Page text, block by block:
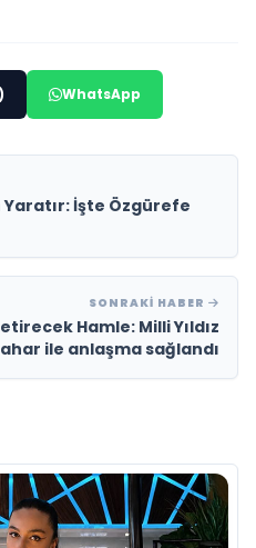
WhatsApp
Yaratır: İşte Özgürefe
SONRAKI HABER
Hamle: Milli Yıldız
ile anlaşma sağlandı